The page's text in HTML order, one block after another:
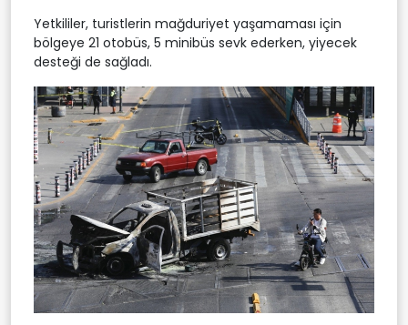
Yetkililer, turistlerin mağduriyet yaşamaması için
bölgeye 21 otobüs, 5 minibüs sevk ederken, yiyecek
desteği de sağladı.